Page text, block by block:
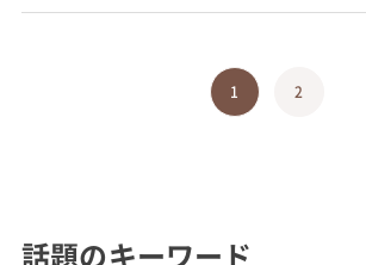
1 2
話題のキーワード